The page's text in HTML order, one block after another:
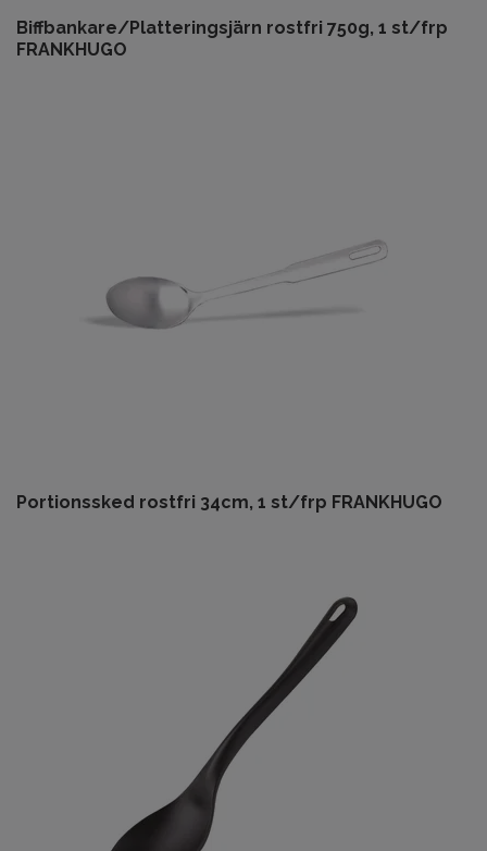
Biffbankare/Platteringsjärn rostfri 750g, 1 st/frp
FRANKHUGO
Portionssked rostfri 34cm, 1 st/frp FRANKHUGO